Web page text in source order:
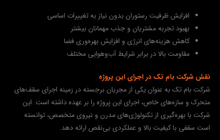
افزایش ظرفیت رستوران بدون نیاز به تغییرات اساسی
بهبود تجربه مشتریان و جذب مهمانان بیشتر
کاهش هزینه‌های انرژی و افزایش بهره‌وری فضا
مقاومت بالا در برابر شرایط آب‌وهوایی مختلف
نقش شرکت بام تک در اجرای این پروژه
شرکت بام تک به عنوان یکی از مجریان برجسته در زمینه اجرای سقف‌های
متحرک و سازه‌های خاص، اجرای این پروژه را بر عهده داشته است. این
شرکت با بهره‌گیری از تکنولوژی‌های مدرن و نیروی متخصص، توانسته
است سقفی با کیفیت بالا و عملکردی بی‌نقص ارائه دهد.